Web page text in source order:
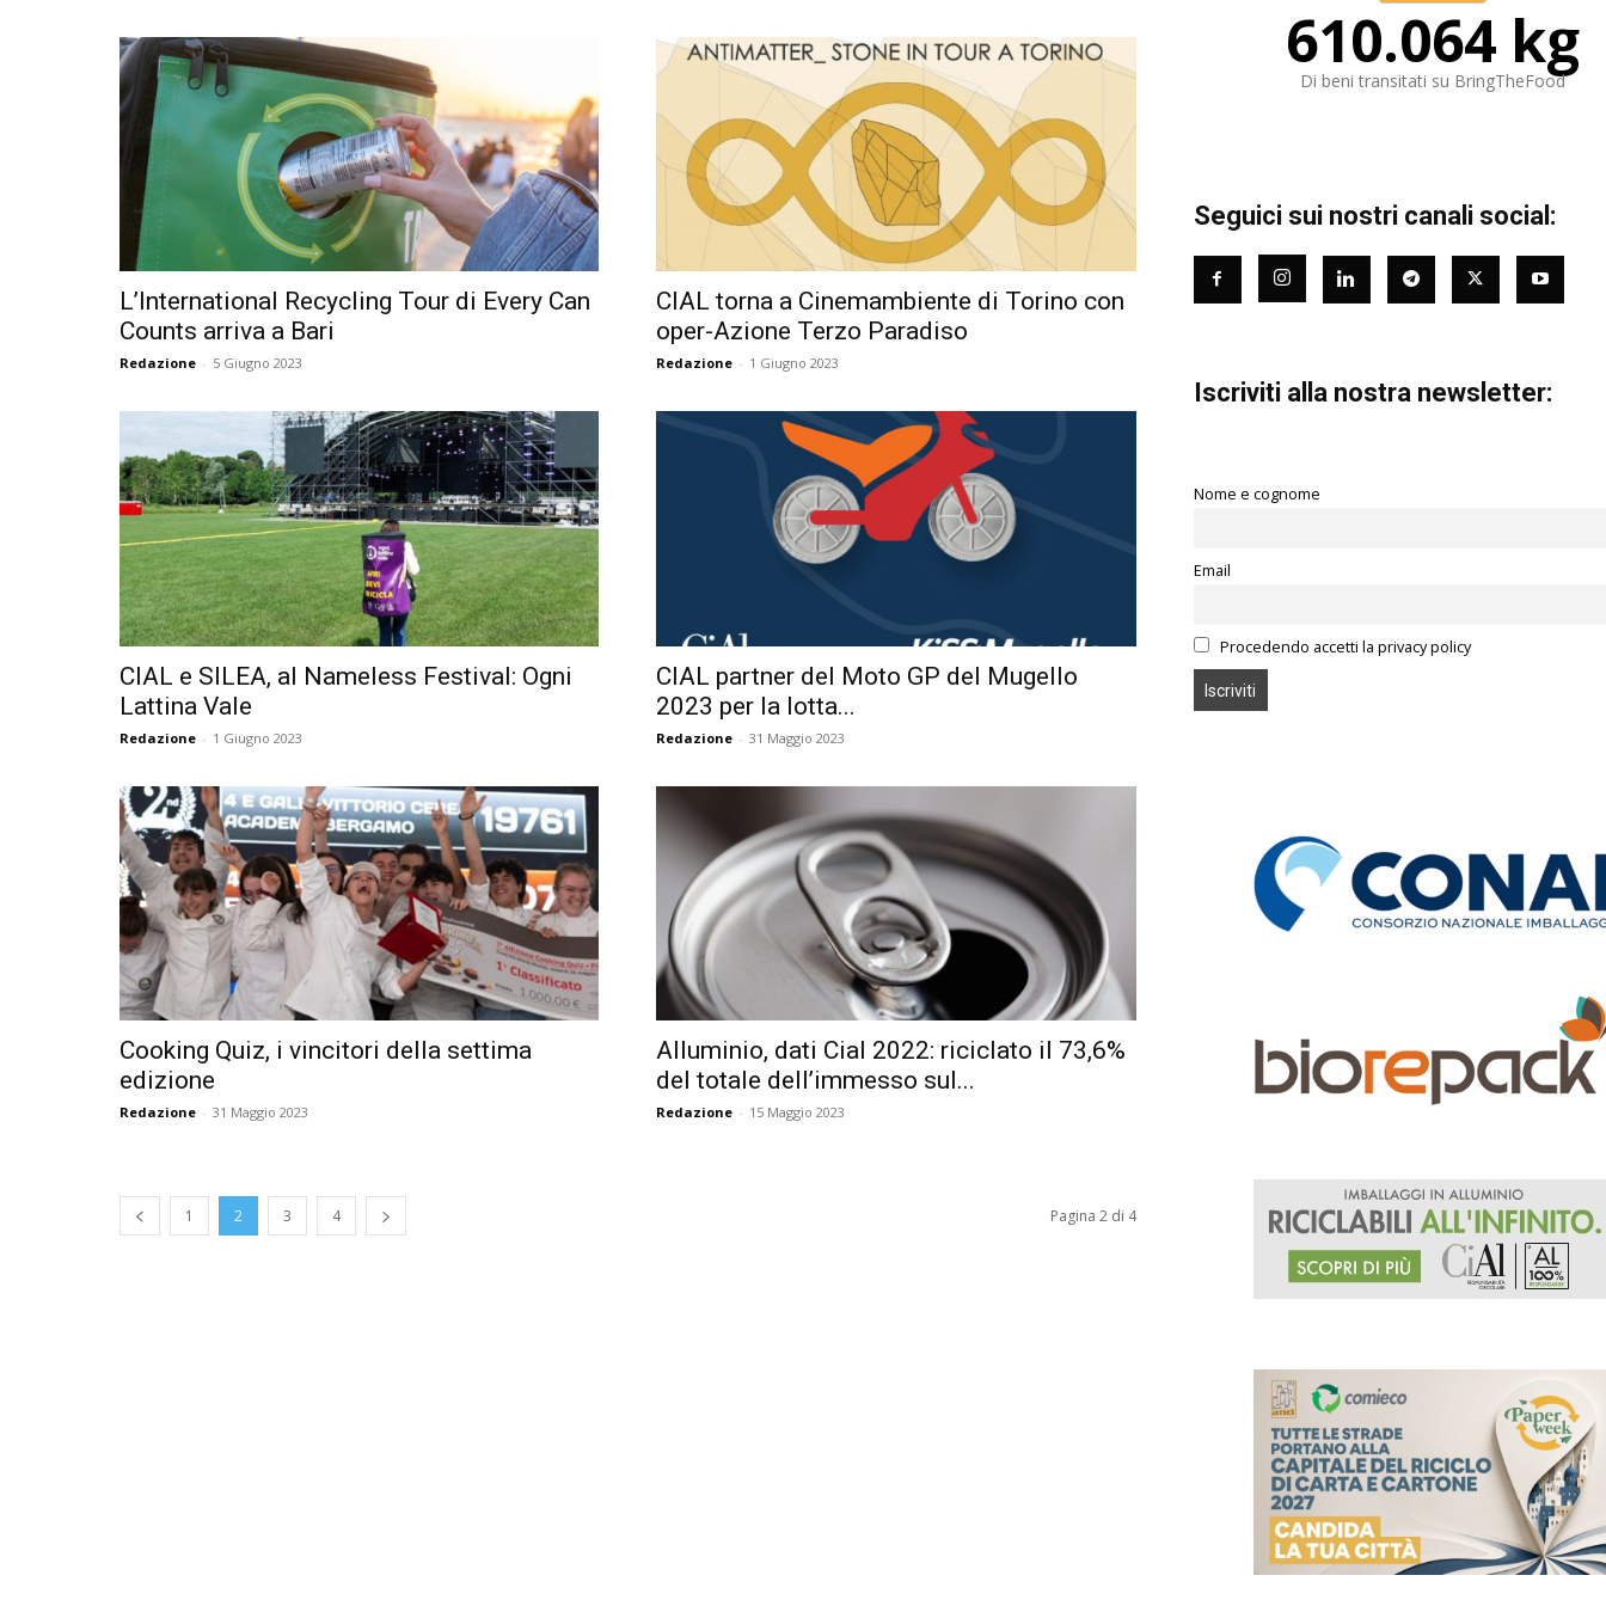
L’International Recycling Tour di Every Can
Counts arriva a Bari
Redazione - 5 Giugno 2023
CIAL torna a Cinemambiente di Torino con
oper-Azione Terzo Paradiso
Redazione - 1 Giugno 2023
CIAL e SILEA, al Nameless Festival: Ogni
Lattina Vale
Redazione - 1 Giugno 2023
CIAL partner del Moto GP del Mugello
2023 per la lotta...
Redazione - 31 Maggio 2023
Cooking Quiz, i vincitori della settima
edizione
Redazione - 31 Maggio 2023
Alluminio, dati Cial 2022: riciclato il 73,6%
del totale dell’immesso sul...
Redazione - 15 Maggio 2023
1 2 3 4 Pagina 2 di 4
610.064 kg
Di beni transitati su BringTheFood
Seguici sui nostri canali social:
Iscriviti alla nostra newsletter:
Nome e cognome
Email
Procedendo accetti la privacy policy